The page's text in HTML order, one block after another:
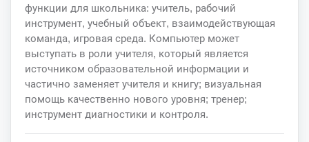
функции для школьника: учитель, рабочий
инструмент, учебный объект, взаимодействующая
команда, игровая среда. Компьютер может
выступать в роли учителя, который является
источником образовательной информации и
частично заменяет учителя и книгу; визуальная
помощь качественно нового уровня; тренер;
инструмент диагностики и контроля.